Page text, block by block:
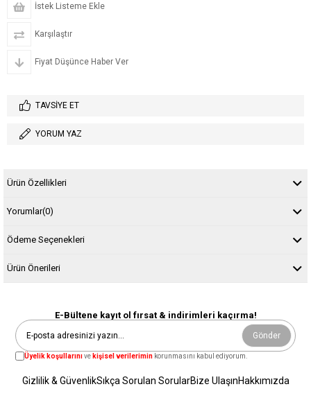
İstek Listeme Ekle
Karşılaştır
Fiyat Düşünce Haber Ver
TAVSIYE ET
YORUM YAZ
Ürün Özellikleri
Yorumlar(0)
Ödeme Seçenekleri
Ürün Önerileri
E-Bültene kayıt ol fırsat & indirimleri kaçırma!
Gönder
Üyelik koşullarınıve kişisel verilerimin korunmasını kabul ediyorum.
Gizlilik & GüvenlikSıkça Sorulan SorularBize UlaşınHakkımızda